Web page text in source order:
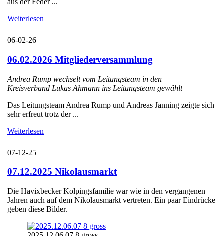
aus der Feder ...
Weiterlesen
06-02-26
06.02.2026 Mitgliederversammlung
Andrea Rump wechselt vom Leitungsteam in den
Kreisverband Lukas Ahmann ins Leitungsteam gewählt
Das Leitungsteam Andrea Rump und Andreas Janning zeigte sich
sehr erfreut trotz der ...
Weiterlesen
07-12-25
07.12.2025 Nikolausmarkt
Die Havixbecker Kolpingsfamilie war wie in den vergangenen
Jahren auch auf dem Nikolausmarkt vertreten. Ein paar Eindrücke
geben diese Bilder.